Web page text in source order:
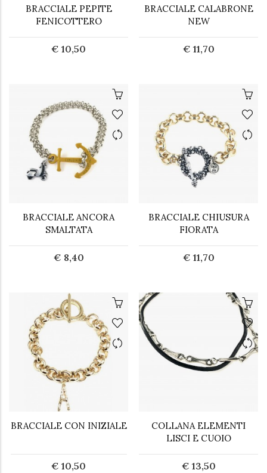
BRACCIALE PEPITE
FENICOTTERO
€ 10,50
BRACCIALE CALABRONE
NEW
€ 11,70
BRACCIALE ANCORA
SMALTATA
€ 8,40
BRACCIALE CHIUSURA
FIORATA
€ 11,70
BRACCIALE CON INIZIALE
€ 10,50
COLLANA ELEMENTI
LISCI E CUOIO
€ 13,50